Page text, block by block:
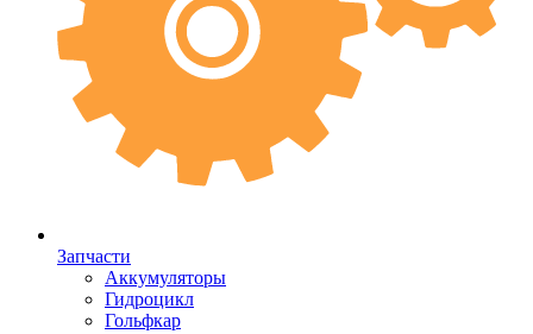
Запчасти
Аккумуляторы
Гидроцикл
Гольфкар